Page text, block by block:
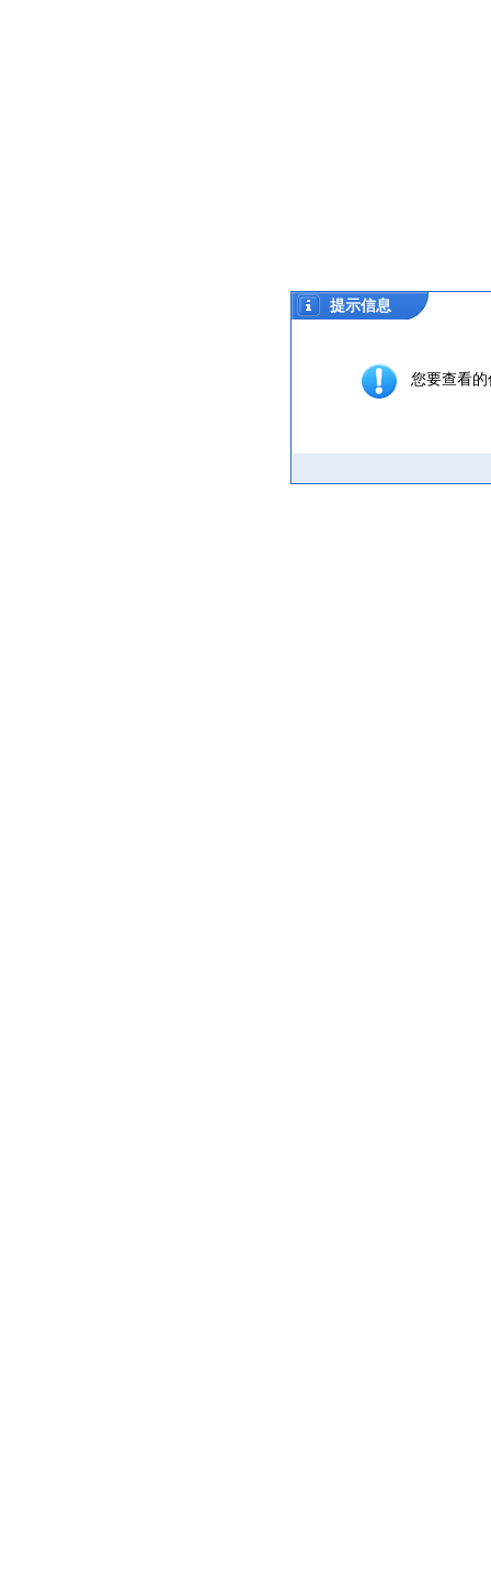
提示信息
您要查看